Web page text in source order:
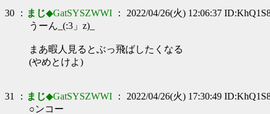
30 ： まじ◆GatSYSZWWI ： 2022/04/26(火) 12:06:37
うーん_(:3」z)_
まあ暇人見るとぶっ飛ばしたくなる
(やめとけよ)
31 ： まじ◆GatSYSZWWI ： 2022/04/26(火) 17:30:49
○ンコー